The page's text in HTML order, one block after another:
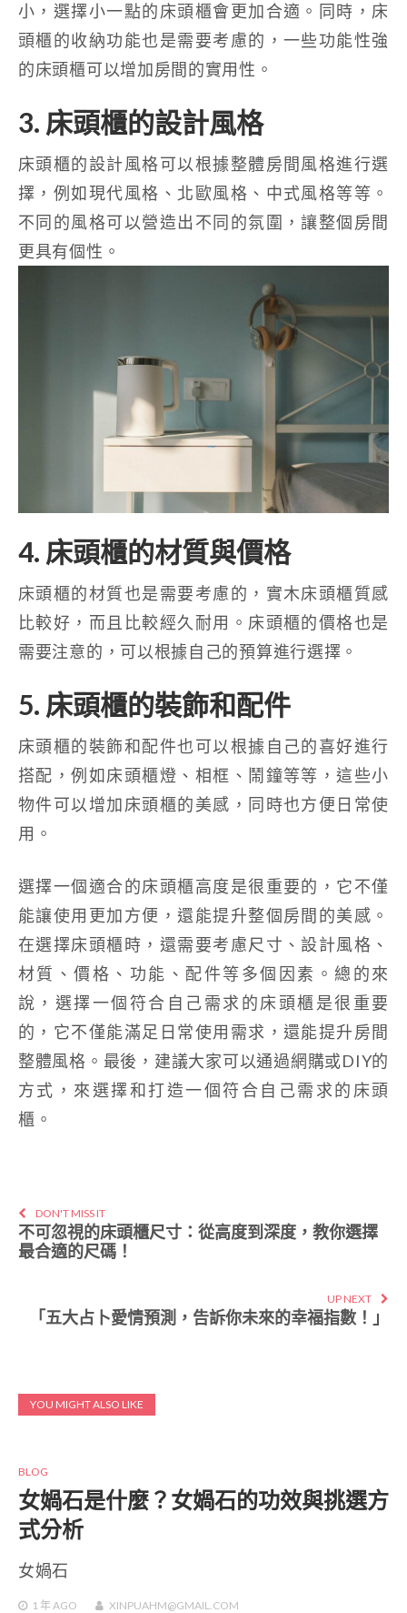
小，選擇小一點的床頭櫃會更加合適。同時，床
頭櫃的收納功能也是需要考慮的，一些功能性強
的床頭櫃可以增加房間的實用性。
3. 床頭櫃的設計風格
床頭櫃的設計風格可以根據整體房間風格進行選
擇，例如現代風格、北歐風格、中式風格等等。
不同的風格可以營造出不同的氛圍，讓整個房間
更具有個性。
4. 床頭櫃的材質與價格
床頭櫃的材質也是需要考慮的，實木床頭櫃質感
比較好，而且比較經久耐用。床頭櫃的價格也是
需要注意的，可以根據自己的預算進行選擇。
5. 床頭櫃的裝飾和配件
床頭櫃的裝飾和配件也可以根據自己的喜好進行
搭配，例如床頭櫃燈、相框、鬧鐘等等，這些小
物件可以增加床頭櫃的美感，同時也方便日常使
用。
選擇一個適合的床頭櫃高度是很重要的，它不僅
能讓使用更加方便，還能提升整個房間的美感。
在選擇床頭櫃時，還需要考慮尺寸、設計風格、
材質、價格、功能、配件等多個因素。總的來
說，選擇一個符合自己需求的床頭櫃是很重要
的，它不僅能滿足日常使用需求，還能提升房間
整體風格。最後，建議大家可以通過網購或DIY的
方式，來選擇和打造一個符合自己需求的床頭
櫃。
DON'T MISS IT
不可忽視的床頭櫃尺寸：從高度到深度，教你選擇
最合適的尺碼！
UP NEXT
「五大占卜愛情預測，告訴你未來的幸福指數！」
YOU MIGHT ALSO LIKE
BLOG
女媧石是什麼？女媧石的功效與挑選方
式分析
女媧石
1 年 AGO XINPUAHM@GMAIL.COM